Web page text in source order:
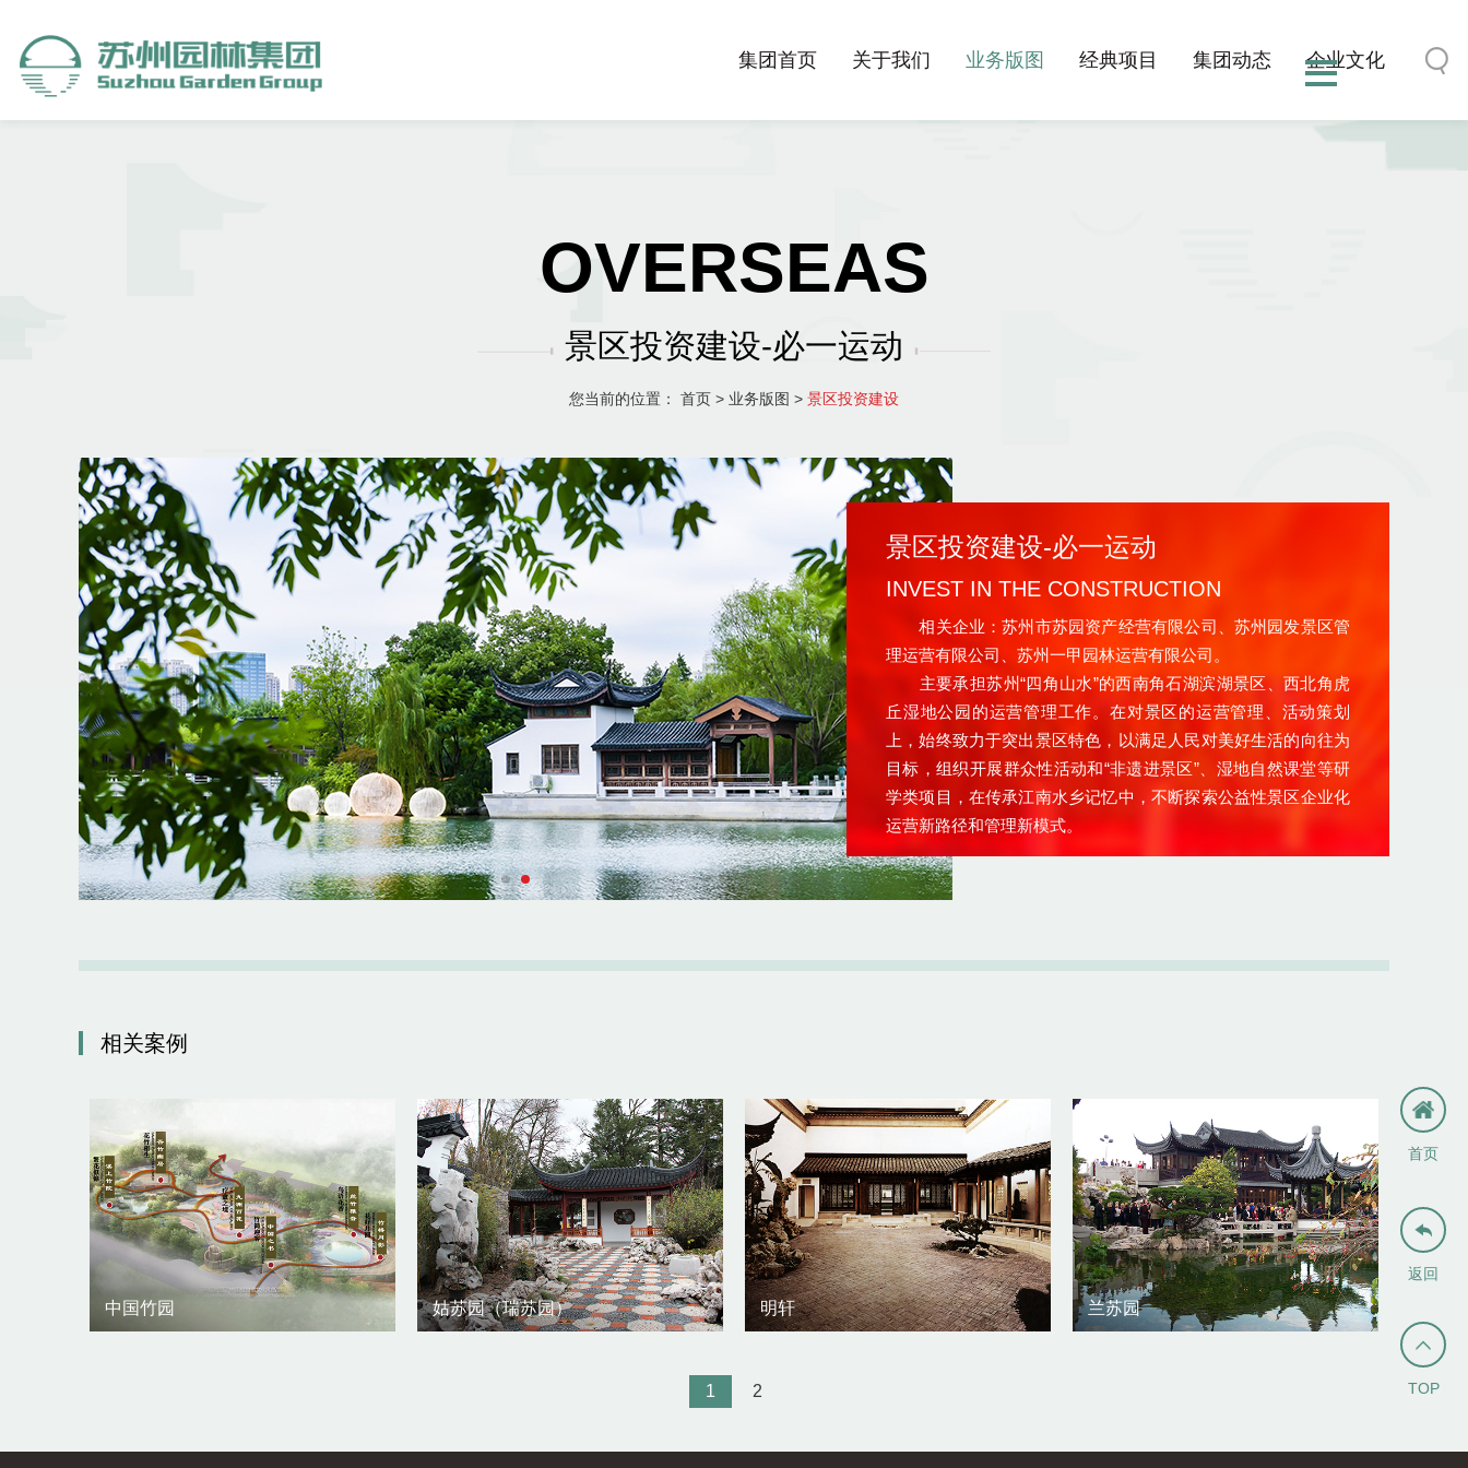
集团首页 关于我们 业务版图 经典项目 集团动态 企业文化
OVERSEAS
景区投资建设-必一运动
您当前的位置： 首页 > 业务版图 > 景区投资建设
景区投资建设-必一运动
INVEST IN THE CONSTRUCTION
相关企业：苏州市苏园资产经营有限公司、苏州园发景区管
理运营有限公司、苏州一甲园林运营有限公司。
主要承担苏州“四角山水”的西南角石湖滨湖景区、西北角虎
丘湿地公园的运营管理工作。在对景区的运营管理、活动策划
上，始终致力于突出景区特色，以满足人民对美好生活的向往为
目标，组织开展群众性活动和“非遗进景区”、湿地自然课堂等研
学类项目，在传承江南水乡记忆中，不断探索公益性景区企业化
运营新路径和管理新模式。
相关案例
中国竹园 姑苏园（瑞苏园） 明轩 兰苏园
1 2
首页

TOP

返回